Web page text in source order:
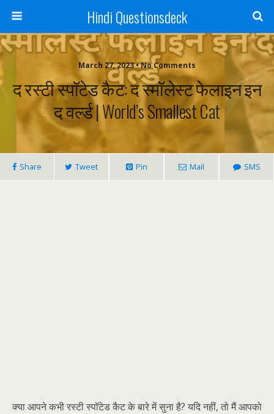
Hindi Questionsdeck
March 27, 2023 • No Comments
द रस्टी स्पॉटेड कैट: द स्मॉलेस्ट फेलाइन इन
द वर्ल्ड | World’s Smallest Cat
Share Tweet Pin Mail SMS
क्या आपने कभी रस्टी स्पॉटेड कैट के बारे में सुना है? यदि नहीं, तो मैं आपको